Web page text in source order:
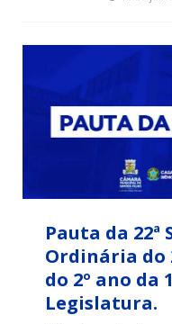
Pauta da 22ª
Ordinária do
do 2º ano da
Legislatura.